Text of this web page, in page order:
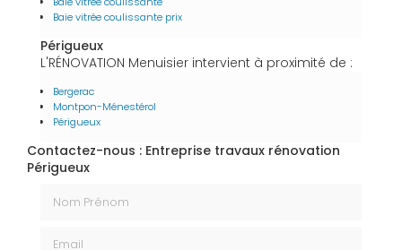
Baie vitrée coulissante prix
Périgueux
L'RÉNOVATION Menuisier intervient à proximité de :
Bergerac
Montpon-Ménestérol
Périgueux
Contactez-nous : Entreprise travaux rénovation
Périgueux